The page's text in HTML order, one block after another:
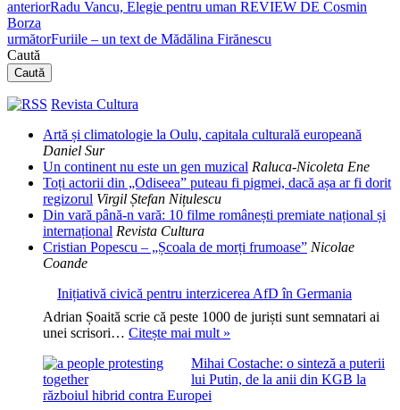
anteriorRadu Vancu, Elegie pentru uman REVIEW DE Cosmin
Borza
următorFuriile – un text de Mădălina Firănescu
Caută
Caută
Revista Cultura
Artă și climatologie la Oulu, capitala culturală europeană
Daniel Sur
Un continent nu este un gen muzical Raluca-Nicoleta Ene
Toți actorii din „Odiseea” puteau fi pigmei, dacă așa ar fi dorit
regizorul Virgil Ștefan Nițulescu
Din vară până-n vară: 10 filme românești premiate național și
internațional Revista Cultura
Cristian Popescu – „Școala de morți frumoase” Nicolae
Coande
Inițiativă civică pentru interzicerea AfD în Germania
Adrian Șoaită scrie că peste 1000 de juriști sunt semnatari ai
unei scrisori… Citește mai mult »
pentru
interzicerea
Mihai Costache: o sinteză a puterii
lui Putin, de la anii din KGB la
războiul hibrid contra Europei